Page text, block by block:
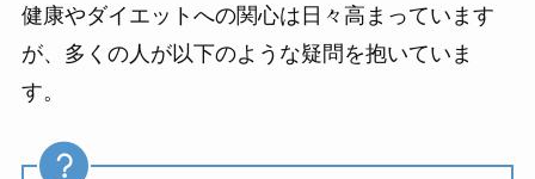
健康やダイエットへの関心は日々高まっています
が、多くの人が以下のような疑問を抱いていま
す。